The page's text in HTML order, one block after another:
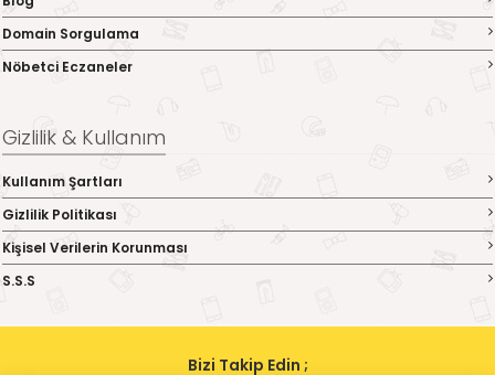
Domain Sorgulama
Nöbetci Eczaneler
Gizlilik & Kullanım
Kullanım Şartları
Gizlilik Politikası
Kişisel Verilerin Korunması
S.S.S
Bizi Takip Edin ;